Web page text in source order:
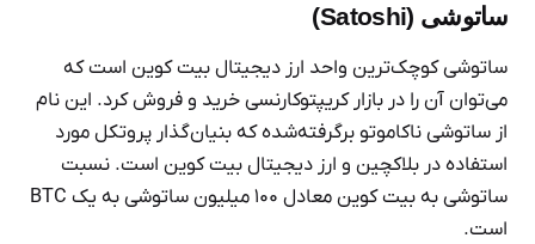
ساتوشی (Satoshi)
ساتوشی کوچک‌ترین واحد ارز دیجیتال بیت کوین است که
می‌توان آن را در بازار کریپتوکارنسی خرید و فروش کرد. این نام
از ساتوشی ناکاموتو برگرفته‌شده که بنیان‌گذار پروتکل مورد
استفاده در بلاکچین و ارز دیجیتال بیت کوین است. نسبت
ساتوشی به بیت کوین معادل ۱۰۰ میلیون ساتوشی به یک BTC
است.